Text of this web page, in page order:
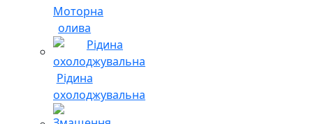
Моторна
олива
Рідина
охолоджувальна